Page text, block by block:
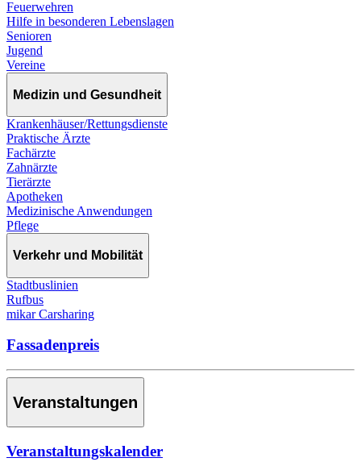
Feuerwehren
Hilfe in besonderen Lebenslagen
Senioren
Jugend
Vereine
Medizin und Gesundheit
Krankenhäuser/Rettungsdienste
Praktische Ärzte
Fachärzte
Zahnärzte
Tierärzte
Apotheken
Medizinische Anwendungen
Pflege
Verkehr und Mobilität
Stadtbuslinien
Rufbus
mikar Carsharing
Fassadenpreis
Veranstaltungen
Veranstaltungskalender